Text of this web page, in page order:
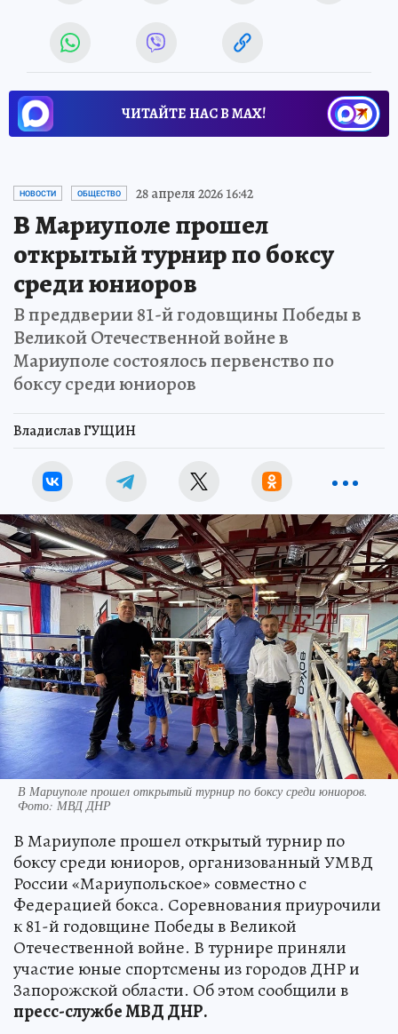
ЧИТАЙТЕ НАС В МАХ!
НОВОСТИ ОБЩЕСТВО 28 апреля 2026 16:42
В Мариуполе прошел
открытый турнир по боксу
среди юниоров
В преддверии 81-й годовщины Победы в
Великой Отечественной войне в
Мариуполе состоялось первенство по
боксу среди юниоров
Владислав ГУЩИН
В Мариуполе прошел открытый турнир по боксу среди юниоров.
Фото: МВД ДНР
В Мариуполе прошел открытый турнир по
боксу среди юниоров, организованный УМВД
России «Мариупольское» совместно с
Федерацией бокса. Соревнования приурочили
к 81-й годовщине Победы в Великой
Отечественной войне. В турнире приняли
участие юные спортсмены из городов ДНР и
Запорожской области. Об этом сообщили в
пресс-службе МВД ДНР.